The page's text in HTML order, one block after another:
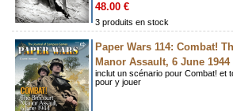
48.00 €
3 produits en stock
Paper Wars 114: Combat!
Manor Assault, 6 June 1944
inclut un scénario pour Combat! et
pour y jouer